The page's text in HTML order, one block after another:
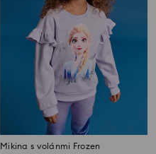
Mikina s volánmi Frozen